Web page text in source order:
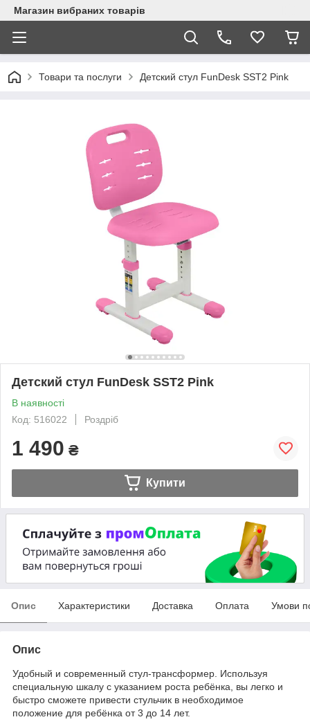
Магазин вибраних товарів
Товари та послуги Детский стул FunDesk SST2 Pink
Детский стул FunDesk SST2 Pink
В наявності
Код: 516022
Роздріб
1 490 ₴
Купити
Опис Характеристики Доставка Оплата Умови
Опис
Удобный и современный стул-трансформер. Используя
специальную шкалу с указанием роста ребёнка, вы легко и
быстро сможете привести стульчик в необходимое
положение для ребёнка от 3 до 14 лет.